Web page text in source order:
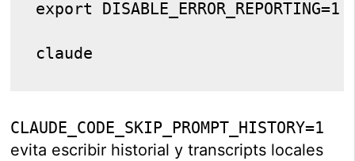
export DISABLE_ERROR_REPORTING=1
claude
CLAUDE_CODE_SKIP_PROMPT_HISTORY=1
evita escribir historial y transcripts locales